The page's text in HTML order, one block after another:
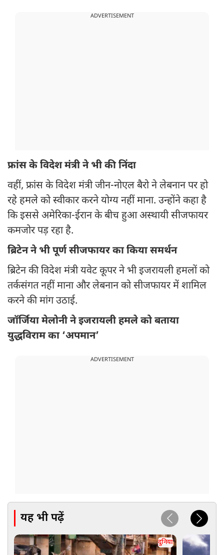
ADVERTISEMENT
फ्रांस के विदेश मंत्री ने भी की निंदा
वहीं, फ्रांस के विदेश मंत्री जीन-नोएल बैरो ने लेबनान पर हो
रहे हमले को स्वीकार करने योग्य नहीं माना. उन्होंने कहा है
कि इससे अमेरिका-ईरान के बीच हुआ अस्थायी सीजफायर
कमजोर पड़ रहा है.
ब्रिटेन ने भी पूर्ण सीजफायर का किया समर्थन
ब्रिटेन की विदेश मंत्री यवेट कूपर ने भी इजरायली हमलों को
तर्कसंगत नहीं माना और लेबनान को सीजफायर में शामिल
करने की मांग उठाई.
जॉर्जिया मेलोनी ने इजरायली हमले को बताया
युद्धविराम का ‘अपमान’
ADVERTISEMENT
यह भी पढ़ें
दुनिया